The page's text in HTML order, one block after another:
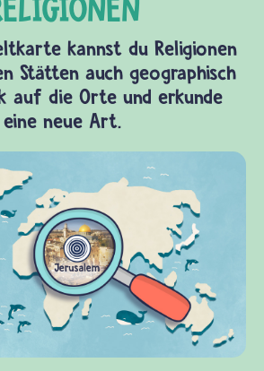
kannst du Religionen
Stätten auch geographisch
auf die Orte und erkunde
neue Art.